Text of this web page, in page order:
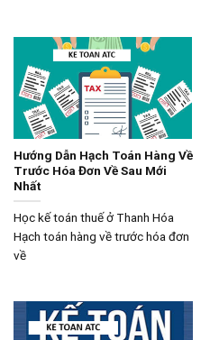
Hướng Dẫn Hạch Toán Hàng Về
Trước Hóa Đơn Về Sau Mới
Nhất
Học kế toán thuế ở Thanh Hóa
Hạch toán hàng về trước hóa đơn
về